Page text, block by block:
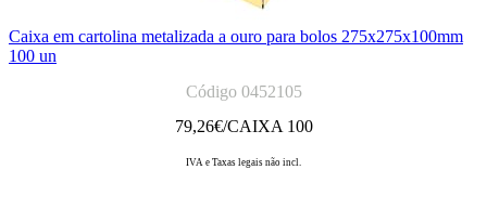
Caixa em cartolina metalizada a ouro para bolos 275x275x100mm
100 un
Código 0452105
79,26€/CAIXA 100
IVA e Taxas legais não incl.